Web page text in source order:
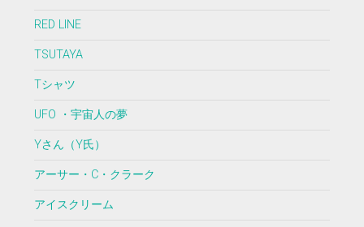
RED LINE
TSUTAYA
Tシャツ
UFO ・宇宙人の夢
Yさん（Y氏）
アーサー・C・クラーク
アイスクリーム